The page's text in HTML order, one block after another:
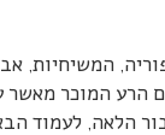
המשיחיות,
הרע המוכר
הלאה, לעמוד